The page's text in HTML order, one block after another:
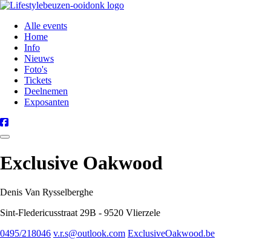
Alle events
Home
Info
Nieuws
Foto's
Tickets
Deelnemen
Exposanten
Exclusive Oakwood
Denis Van Rysselberghe
Sint-Fledericusstraat 29B - 9520 Vlierzele
0495/218046 v.r.s@outlook.com ExclusiveOakwood.be